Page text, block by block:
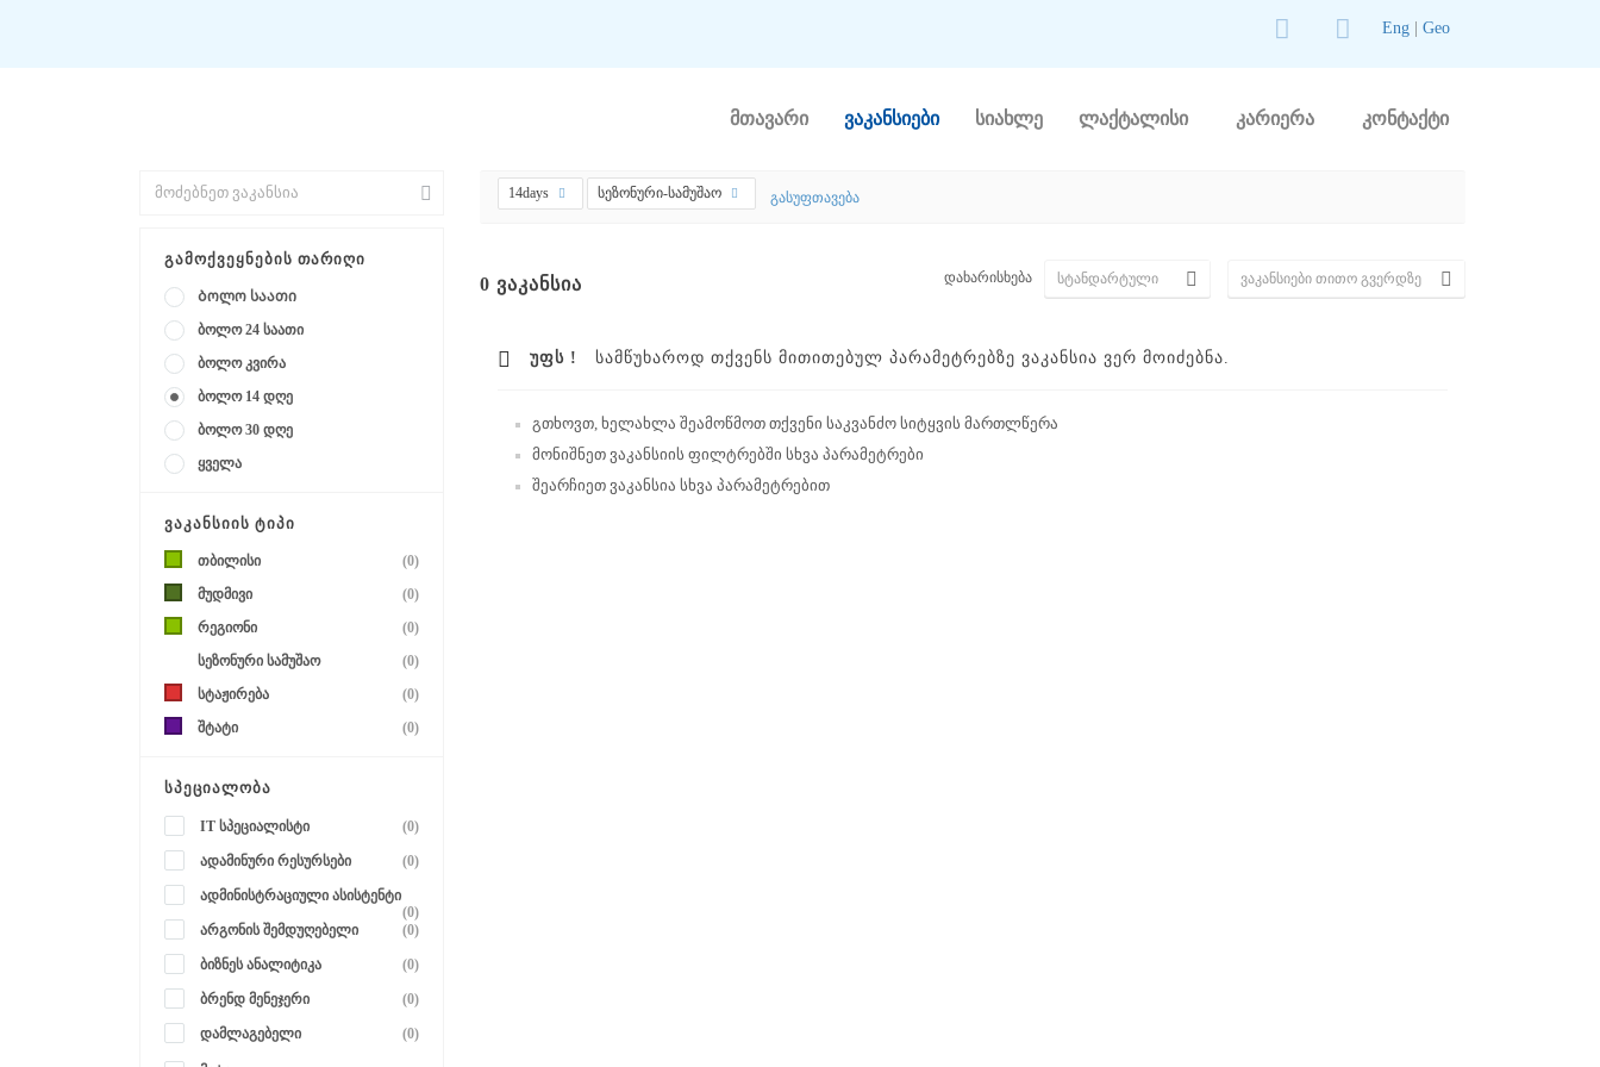
Eng| Geo
მთავარი ვაკანსიები სიახლე ლაქტალისი კარიერა კონტაქტი
ᲒᲐᲛᲝᲥᲕᲔᲧᲜᲔᲑᲘᲡ ᲗᲐᲠᲘᲦᲘ
Ბოლო საათი
ბოლო 24 საათი
ბოლო კვირა
ბოლო 14 დღე
ბოლო 30 დღე
ყველა
ᲕᲐᲙᲐᲜᲡᲘᲘᲡ ᲢᲘᲞᲘ
თბილისი
(0)
მუდმივი
(0)
რეგიონი
(0)
სეზონური სამუშაო
(0)
სტაჟირება
(0)
შტატი
(0)
ᲡᲞᲔᲪᲘᲐᲚᲝᲑᲐ
IT სპეციალისტი (0)
ადამინური რესურსები (0)
ადმინისტრაციული ასისტენტი
(0)
არგონის შემდუღებელი
(0)
ბიზნეს ანალიტიკა (0)
ბრენდ მენეჯერი (0)
დამლაგებელი (0)
14days სეზონური-სამუშაო გასუფთავება
0 ᲕᲐᲙᲐᲜᲡᲘᲐ დახარისხება
ᲣᲤᲡ ! ᲡᲐᲛᲬᲣᲮᲐᲠᲝᲓ ᲗᲥᲕᲔᲜᲡ ᲛᲘᲗᲘᲗᲔᲑᲣᲚ ᲞᲐᲠᲐᲛᲔᲢᲠᲔᲑᲖᲔ ᲕᲐᲙᲐᲜᲡᲘᲐ ᲕᲔᲠ ᲛᲝᲘᲫᲔᲑᲜᲐ.
გთხოვთ, ხელახლა შეამოწმოთ თქვენი საკვანძო სიტყვის მართლწერა
მონიშნეთ ვაკანსიის ფილტრებში სხვა პარამეტრები
შეარჩიეთ ვაკანსია სხვა პარამეტრებით